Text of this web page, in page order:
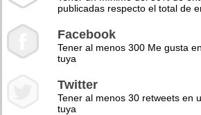
publicadas respecto el total de
Facebook
Tener al menos 300 Me gusta
tuya
Twitter
Tener al menos 30 retweets en
tuya